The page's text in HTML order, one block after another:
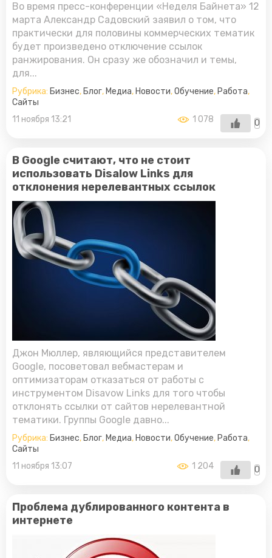
Во время пресс-конференции «Неделя Байнета» 12
марта Александр Садовский заявил о том, что
практически для половины коммерческих тематик
будет произведено отключение ссылок
ранжирования. Он сразу же обозначил и темы,
для...
Рубрика: Бизнес, Блог, Медиа, Новости,Обучение, Работа,
Сайты
11 ноября 13:21
0
1 078
В Google считают, что не стоит
использовать Disalow Links для
отклонения нерелевантных ссылок
Джон Мюллер, являющийся представителем
Google, посоветовал вебмастерам и
оптимизаторам отказаться от работы с
инструментом Disavow Links для того чтобы
отклонять ссылки от сайтов нерелевантной
тематики. Группы Google давно...
Рубрика: Бизнес, Блог, Медиа, Новости,Обучение, Работа,
Сайты
11 ноября 13:07
0
1 204
Проблема дублированного контента в
интернете